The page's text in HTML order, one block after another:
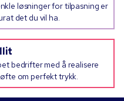
løsninger for tilpasning er
det du vil ha.
bedrifter med å realisere
om perfekt trykk.